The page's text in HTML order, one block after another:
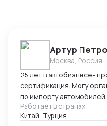
Артур
Москва, Россия
25 лет в автобизнесе-
сертификация. Могу
по импорту
ОТТС, Заключения НАМИ,
Поставки из Китая и
Работает в странах
Китай, Турция